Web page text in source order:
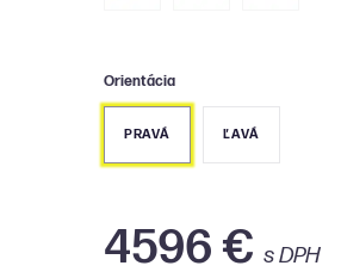
Orientácia
PRAVÁ ĽAVÁ
4596 € s DPH